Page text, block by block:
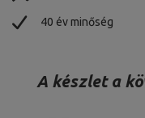
40 év minőség
A készlet a